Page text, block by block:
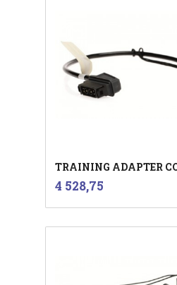
TRAINING ADAPTER
Pris
4 528,75inkl.
mva.